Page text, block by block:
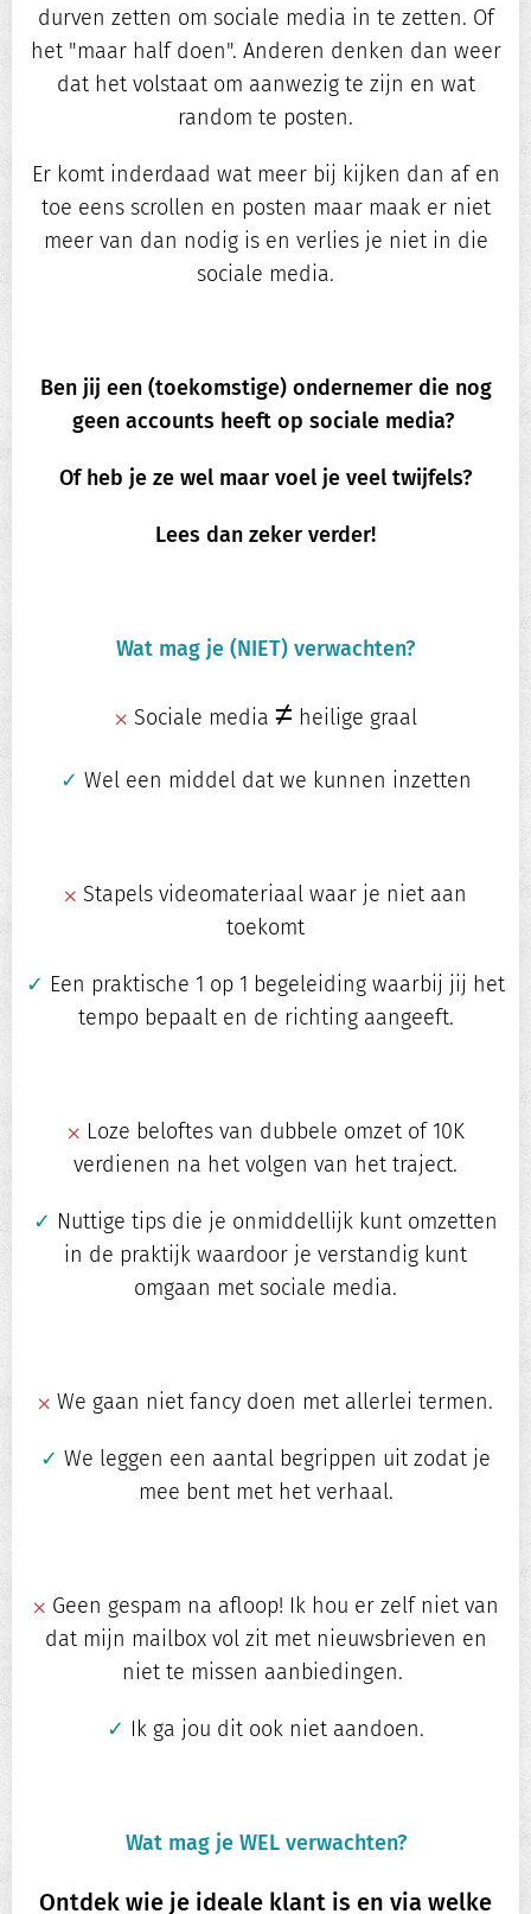
durven zetten om sociale media in te zetten. Of
het "maar half doen". Anderen denken dan weer
dat het volstaat om aanwezig te zijn en wat
random te posten.
Er komt inderdaad wat meer bij kijken dan af en
toe eens scrollen en posten maar maak er niet
meer van dan nodig is en verlies je niet in die
sociale media.
Ben jij een (toekomstige) ondernemer die nog
geen accounts heeft op sociale media?
Of heb je ze wel maar voel je veel twijfels?
Lees dan zeker verder!
Wat mag je (NIET) verwachten?
⨉ Sociale media ≠ heilige graal
✓ Wel een middel dat we kunnen inzetten
⨉ Stapels videomateriaal waar je niet aan
toekomt
✓ Een praktische 1 op 1 begeleiding waarbij jij het
tempo bepaalt en de richting aangeeft.
⨉ Loze beloftes van dubbele omzet of 10K
verdienen na het volgen van het traject.
✓ Nuttige tips die je onmiddellijk kunt omzetten
in de praktijk waardoor je verstandig kunt
omgaan met sociale media.
⨉ We gaan niet fancy doen met allerlei termen.
✓ We leggen een aantal begrippen uit zodat je
mee bent met het verhaal.
⨉ Geen gespam na afloop! Ik hou er zelf niet van
dat mijn mailbox vol zit met nieuwsbrieven en
niet te missen aanbiedingen.
✓ Ik ga jou dit ook niet aandoen.
Wat mag je WEL verwachten?
Ontdek wie je ideale klant is en via welke